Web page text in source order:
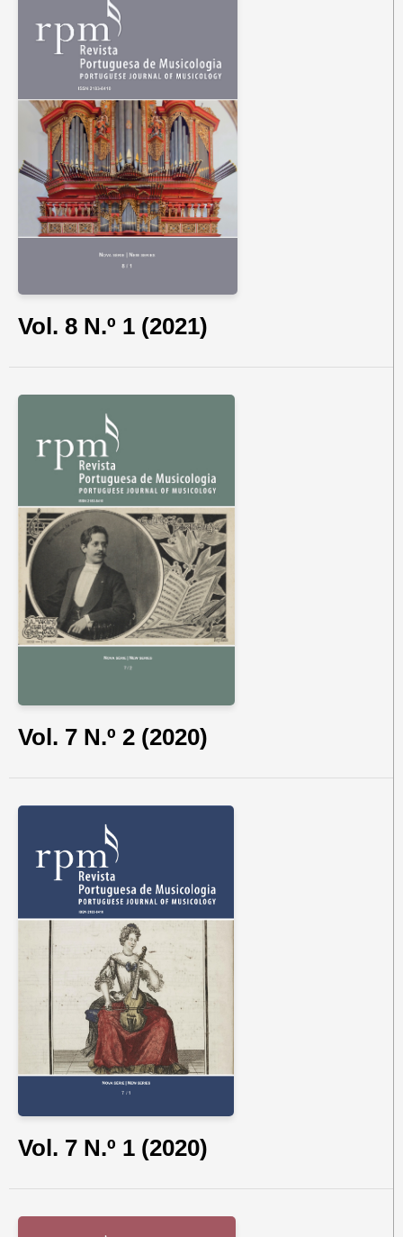
Vol. 8 N.º 1 (2021)
Vol. 7 N.º 2 (2020)
Vol. 7 N.º 1 (2020)